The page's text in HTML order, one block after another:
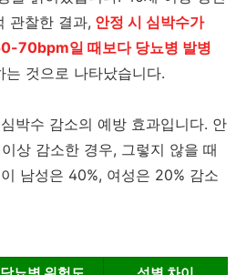
관찰한 결과, 안정 시 심박수가
70bpm일 때보다 당뇨병 발병
는 것으로 나타났습니다.
박수 감소의 예방 효과입니다. 안
상 감소한 경우, 그렇지 않을 때
남성은 40%, 여성은 20% 감소